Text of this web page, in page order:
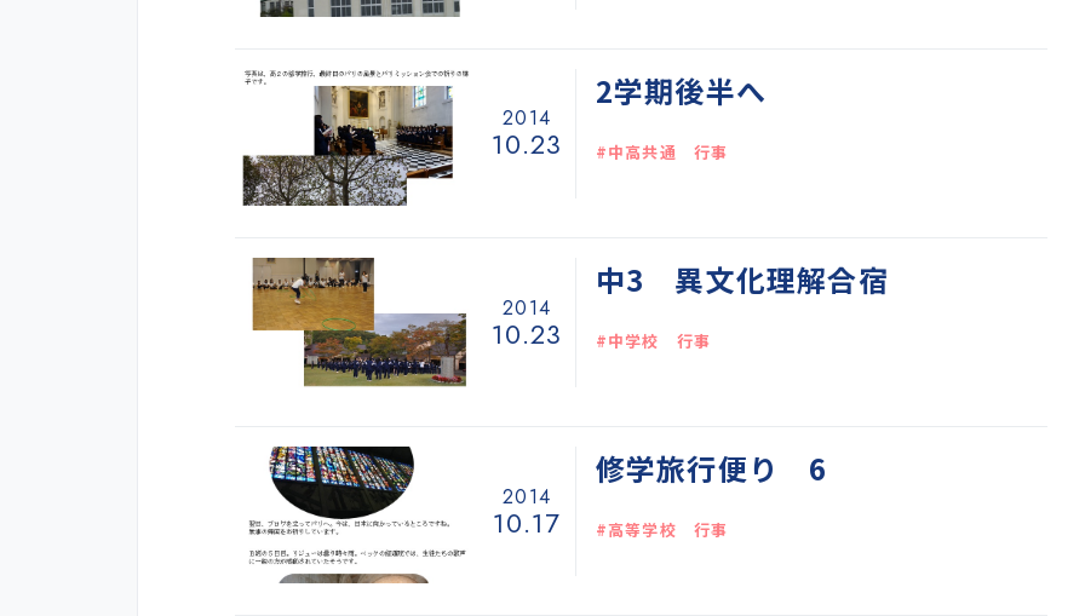
2014
10.23
2学期後半へ
#中高共通 行事
2014
10.23
中3 異文化理解合宿
#中学校 行事
2014
10.17
修学旅行便り 6
#高等学校 行事